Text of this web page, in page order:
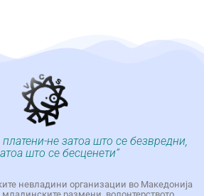
не затоа што се безвредни,
што се бесценети“
невладини организации во Македонија